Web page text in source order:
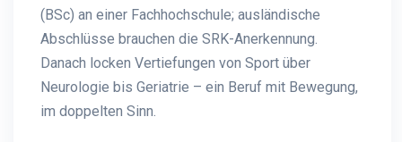
(BSc) an einer Fachhochschule; ausländische
Abschlüsse brauchen die SRK-Anerkennung.
Danach locken Vertiefungen von Sport über
Neurologie bis Geriatrie – ein Beruf mit Bewegung,
im doppelten Sinn.